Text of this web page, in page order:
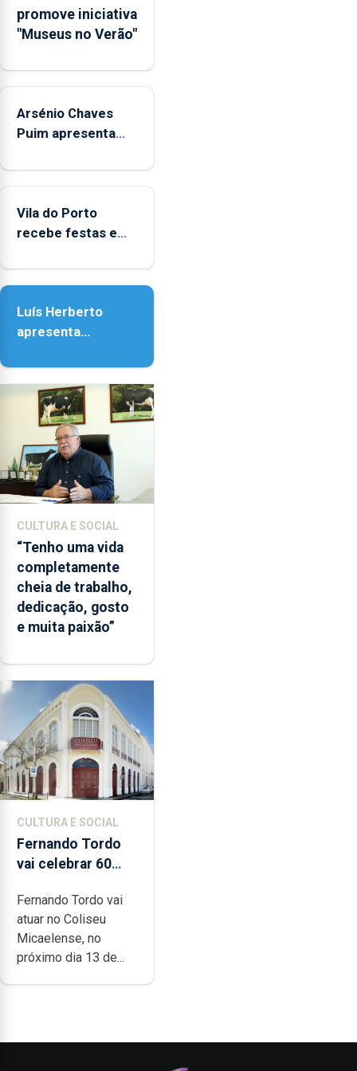
Municipal
de
aos
durante
o
de
entre
as
e
as
18h00.
promove iniciativa
"Museus no Verão"
Arsénio Chaves
Puim apresenta
de Vila do Porto
Vila do Porto
recebe festas em
Senhora da
Luís Herberto
apresenta
Paisagem’
CULTURA E SOCIAL
“Tenho uma vida
completamente
cheia de trabalho,
dedicação, gosto
e muita paixão”
CULTURA E SOCIAL
Fernando Tordo
vai celebrar 60
no Coliseu
Micaelense
Fernando Tordo vai
atuar no Coliseu
Micaelense, no
próximo dia 13 de...